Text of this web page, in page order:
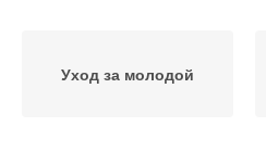
Уход за молодой